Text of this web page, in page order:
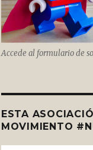
Accede al formulario de
ESTA
MOVIMIENTO